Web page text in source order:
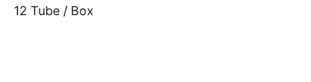
12 Tube / Box